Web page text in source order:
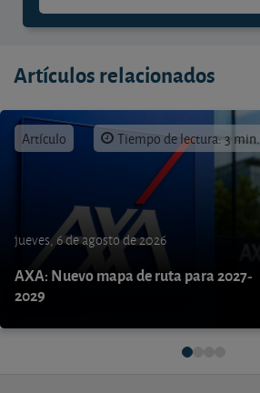
Artículos relacionados
Artículo Tiempo de lectura: 3 min.
jueves, 6 de agosto de 2026
AXA: Nuevo mapa de ruta para 2027-
2029